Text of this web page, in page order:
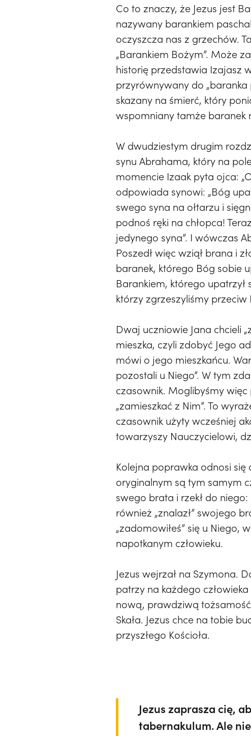
Co to znaczy, że Jezus jest
nazywany barankiem
oczyszcza nas z grzechów.
„Barankiem Bożym”. Może
historię przedstawia Izajasz
przyrównywany do „baranka
skazany na śmierć, który
wspomniany tamże baranek
W dwudziestym drugim
synu Abrahama, który na
momencie Izaak pyta ojca:
odpowiada synowi: „Bóg
swego syna na ołtarzu i
podnoś ręki na chłopca!
jedynego syna”. I wówczas
Poszedł więc wziął brana i
baranek, którego Bóg sobie
Barankiem, którego upatrzył
którzy zgrzeszyliśmy przeciw
Dwaj uczniowie Jana chcieli
mieszka, czyli zdobyć Jego
mówi o jego mieszkańcu.
pozostali u Niego”. W tym
czasownik. Moglibyśmy więc
„zamieszkać z Nim”. To
czasownik użyty wcześniej
towarzyszy Nauczycielowi,
Kolejna poprawka odnosi się
oryginalnym są tym samym
swego brata i rzekł do
również „znalazł” swojego
„zadomowiłeś” się u
napotkanym człowieku.
Jezus wejrzał na Szymona.
patrzy na każdego
nową, prawdziwą
Skała. Jezus chce na tobie
przyszłego Kościoła.
Jezus zaprasza cię,
tabernakulum. Ale